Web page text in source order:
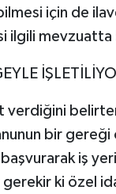
için de
ilgili
verdiğini
bir
iş yeri
ki özel